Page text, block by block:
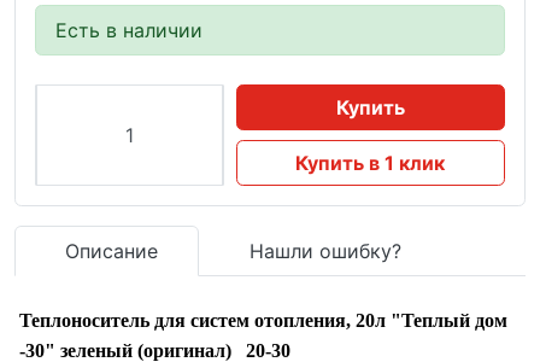
Есть в наличии
Купить
Купить в 1 клик
Описание Нашли ошибку?
Теплоноситель для систем отопления, 20л "Теплый дом
-30" зеленый (оригинал) 20-30